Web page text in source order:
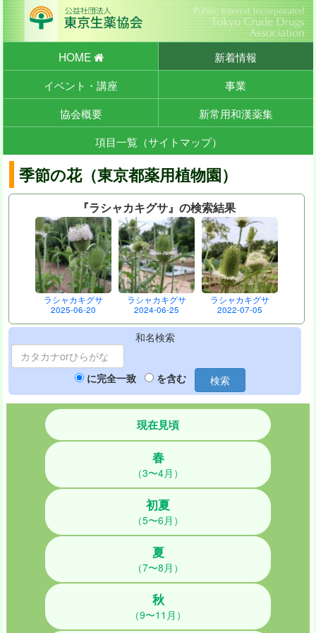
HOME
新着情報
イベント・講座
事業
協会概要
新常用和漢薬集
項目一覧（サイトマップ）
季節の花（東京都薬用植物園）
『ラシャカキグサ』の検索結果
ラシャカキグサ
2025-06-20
ラシャカキグサ
2024-06-25
ラシャカキグサ
2022-07-05
和名検索
に完全一致 を含む 検索
現在見頃
春
（3〜4月）
初夏
（5〜6月）
夏
（7〜8月）
秋
（9〜11月）